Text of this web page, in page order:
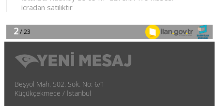
Beşyol Mah. 502. Sok. No: 6/1
Küçükçekmece / İstanbul